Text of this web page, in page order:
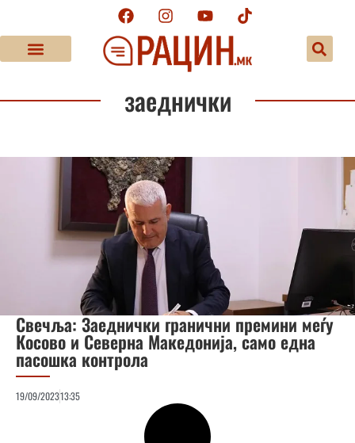
заеднички
Свечља: Заеднички гранични премини меѓу
Косово и Северна Македонија, само една
пасошка контрола
19/09/202313:35